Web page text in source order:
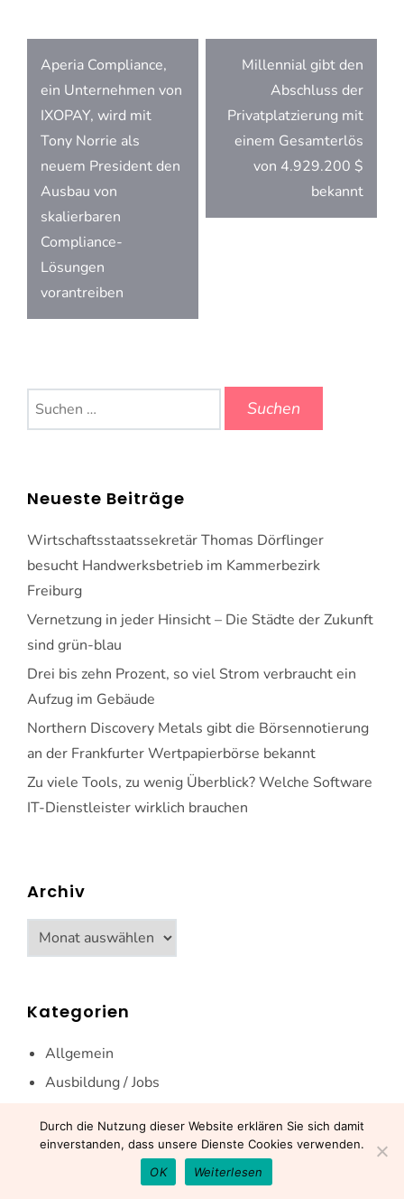
Beitragsnavigation
Aperia Compliance,
ein Unternehmen von
IXOPAY, wird mit
Tony Norrie als
neuem President den
Ausbau von
skalierbaren
Compliance-
Lösungen
vorantreiben
Millennial gibt den
Abschluss der
Privatplatzierung mit
einem Gesamterlös
von 4.929.200 $
bekannt
Suchen
nach:
Neueste Beiträge
Wirtschaftsstaatssekretär Thomas Dörflinger
besucht Handwerksbetrieb im Kammerbezirk
Freiburg
Vernetzung in jeder Hinsicht – Die Städte der Zukunft
sind grün-blau
Drei bis zehn Prozent, so viel Strom verbraucht ein
Aufzug im Gebäude
Northern Discovery Metals gibt die Börsennotierung
an der Frankfurter Wertpapierbörse bekannt
Zu viele Tools, zu wenig Überblick? Welche Software
IT-Dienstleister wirklich brauchen
Archiv
Archiv
Kategorien
Allgemein
Ausbildung / Jobs
Events
Fahrzeugbau / Automotive
Durch die Nutzung dieser Website erklären Sie sich damit
einverstanden, dass unsere Dienste Cookies verwenden.
OK
Weiterlesen